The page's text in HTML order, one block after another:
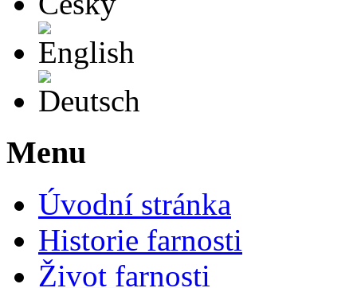
Menu
Úvodní stránka
Historie farnosti
Život farnosti